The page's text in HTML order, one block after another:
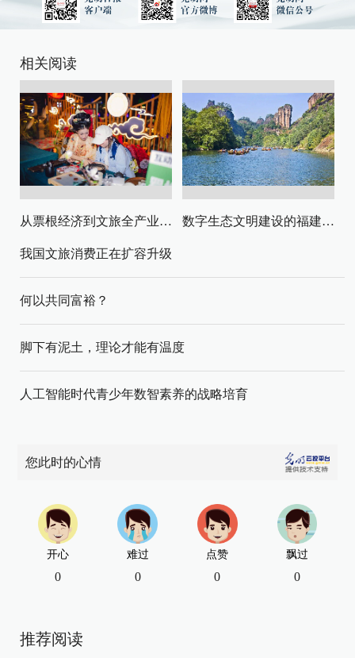
相关阅读
从票根经济到文旅全产业链升级 数字生态文明建设的福建路径与启示
我国文旅消费正在扩容升级
何以共同富裕？
脚下有泥土，理论才能有温度
人工智能时代青少年数智素养的战略培育
您此时的心情
开心
0
难过
0
点赞
0
飘过
0
推荐阅读